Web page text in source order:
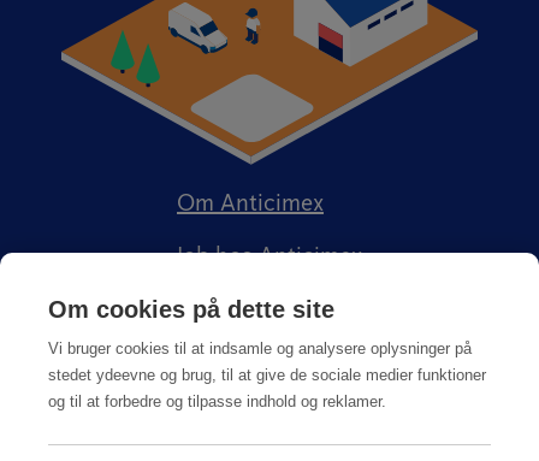
Om Anticimex
Job hos Anticimex
Om cookies på dette site
Vi bruger cookies til at indsamle og analysere oplysninger på
stedet ydeevne og brug, til at give de sociale medier funktioner
og til at forbedre og tilpasse indhold og reklamer.